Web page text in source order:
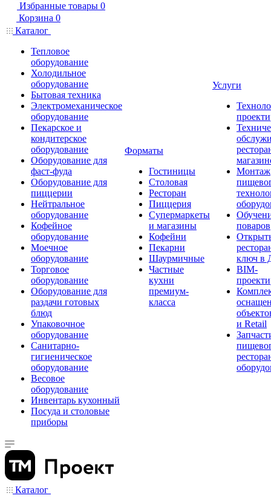
Избранные товары 0
Корзина 0
Каталог
Тепловое
оборудование
Холодильное
оборудование
Бытовая техника
Электромеханическое
оборудование
Пекарское и
кондитерское
оборудование
Оборудование для
фаст-фуда
Оборудование для
пиццерии
Нейтральное
оборудование
Кофейное
оборудование
Моечное
оборудование
Торговое
оборудование
Оборудование для
раздачи готовых
блюд
Упаковочное
оборудование
Санитарно-
гигиеническое
оборудование
Весовое
оборудование
Инвентарь кухонный
Посуда и столовые
приборы
Форматы
Гостиницы
Столовая
Ресторан
Пиццерия
Супермаркеты
и магазины
Кофейни
Пекарни
Шаурмичные
Частные
кухни
премиум-
класса
Услуги
Монтаж
поваров
ключ в
BIM-
и Retail
Каталог